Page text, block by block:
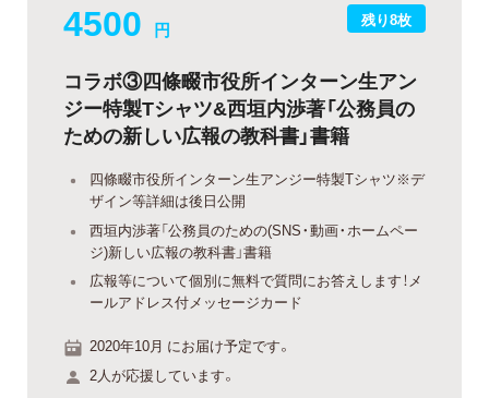
残り8枚
4500 円
コラボ③四條畷市役所インターン生アン
ジー特製Tシャツ&西垣内渉著「公務員の
ための新しい広報の教科書」書籍
四條畷市役所インターン生アンジー特製Tシャツ※デ
ザイン等詳細は後日公開
西垣内渉著「公務員のための(SNS・動画・ホームペー
ジ)新しい広報の教科書」書籍
広報等について個別に無料で質問にお答えします！メ
ールアドレス付メッセージカード
2020年10月 にお届け予定です。
2人が応援しています。